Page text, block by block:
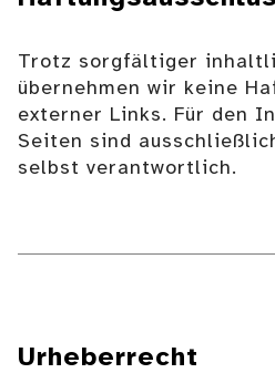
Trotz sorgfältiger
übernehmen wir keine
externer Links. Für den
Seiten sind
selbst verantwortlich.
Urheberrecht